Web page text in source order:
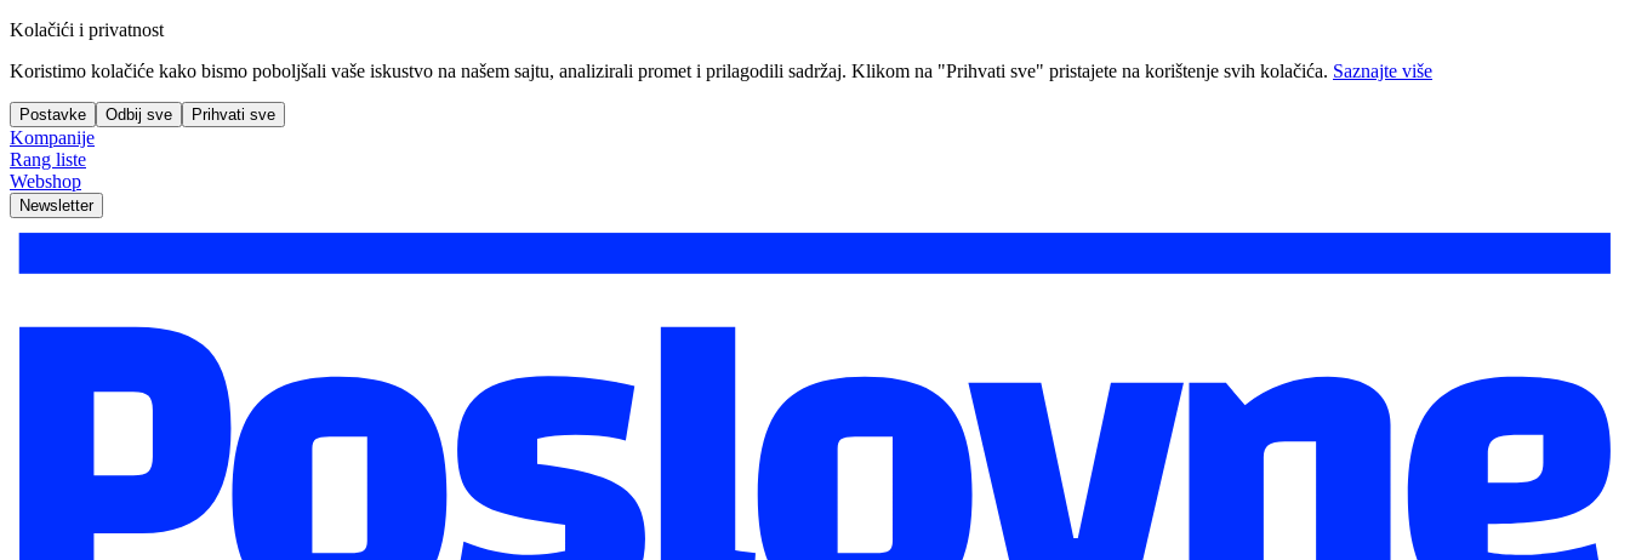
Kolačići i privatnost
Koristimo kolačiće kako bismo poboljšali vaše iskustvo na našem sajtu, analizirali promet i prilagodili sadržaj. Klikom na "Prihvati sve" pristajete na korištenje svih kolačića. Saznajte više
Postavke Odbij sve Prihvati sve
Kompanije
Rang liste
Webshop
Newsletter